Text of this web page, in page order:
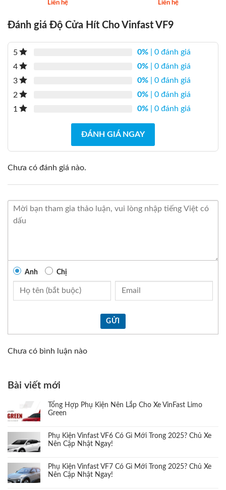
Liên hệ Liên hệ
Đánh giá Độ Cửa Hít Cho Vinfast VF9
5 0% | 0 đánh giá
4
0% | 0 đánh giá
3
0% | 0 đánh giá
2
0% | 0 đánh giá
1
0% | 0 đánh giá
ĐÁNH GIÁ NGAY
Chưa có đánh giá nào.
Anh Chị
GỬI
Chưa có bình luận nào
Bài viết mới
Tổng Hợp Phụ Kiện Nên Lắp Cho Xe VinFast Limo
Green
Phụ Kiện Vinfast VF6 Có Gì Mới Trong 2025? Chủ Xe
Nên Cập Nhật Ngay!
Phụ Kiện Vinfast VF7 Có Gì Mới Trong 2025? Chủ Xe
Nên Cập Nhật Ngay!